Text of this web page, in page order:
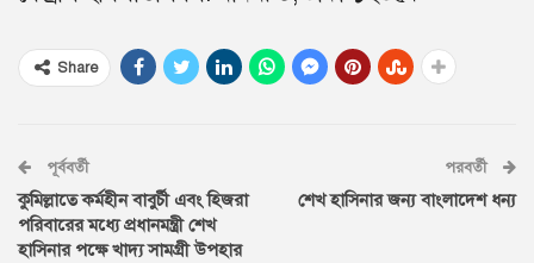
Share
পূর্ববর্তী
কুমিল্লাতে কর্মহীন বাবুর্চী এবং হিজরা
পরিবারের মধ্যে প্রধানমন্ত্রী শেখ
হাসিনার পক্ষে খাদ্য সামগ্রী উপহার
পরবর্তী
শেখ হাসিনার জন্য বাংলাদেশ ধন্য